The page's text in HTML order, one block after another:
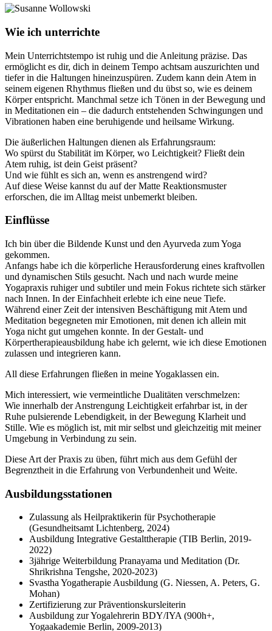
Wie ich unterrichte
Mein Unterrichtstempo ist ruhig und die Anleitung präzise. Das
ermöglicht es dir, dich in deinem Tempo achtsam auszurichten und
tiefer in die Haltungen hineinzuspüren. Zudem kann dein Atem in
seinem eigenen Rhythmus fließen und du übst so, wie es deinem
Körper entspricht. Manchmal setze ich Tönen in der Bewegung und
in Meditationen ein – die dadurch entstehenden Schwingungen und
Vibrationen haben eine beruhigende und heilsame Wirkung.
Die äußerlichen Haltungen dienen als Erfahrungsraum:
Wo spürst du Stabilität im Körper, wo Leichtigkeit? Fließt dein
Atem ruhig, ist dein Geist präsent?
Und wie fühlt es sich an, wenn es anstrengend wird?
Auf diese Weise kannst du auf der Matte Reaktionsmuster
erforschen, die im Alltag meist unbemerkt bleiben.
Einflüsse
Ich bin über die Bildende Kunst und den Ayurveda zum Yoga
gekommen.
Anfangs habe ich die körperliche Herausforderung eines kraftvollen
und dynamischen Stils gesucht. Nach und nach wurde meine
Yogapraxis ruhiger und subtiler und mein Fokus richtete sich stärker
nach Innen. In der Einfachheit erlebte ich eine neue Tiefe.
Während einer Zeit der intensiven Beschäftigung mit Atem und
Meditation begegneten mir Emotionen, mit denen ich allein mit
Yoga nicht gut umgehen konnte. In der Gestalt- und
Körpertherapieausbildung habe ich gelernt, wie ich diese Emotionen
zulassen und integrieren kann.
All diese Erfahrungen fließen in meine Yogaklassen ein.
Mich interessiert, wie vermeintliche Dualitäten verschmelzen:
Wie innerhalb der Anstrengung Leichtigkeit erfahrbar ist, in der
Ruhe pulsierende Lebendigkeit, in der Bewegung Klarheit und
Stille. Wie es möglich ist, mit mir selbst und gleichzeitig mit meiner
Umgebung in Verbindung zu sein.
Diese Art der Praxis zu üben, führt mich aus dem Gefühl der
Begrenztheit in die Erfahrung von Verbundenheit und Weite.
Ausbildungsstationen
Zulassung als Heilpraktikerin für Psychotherapie
(Gesundheitsamt Lichtenberg, 2024)
Ausbildung Integrative Gestalttherapie (TIB Berlin, 2019-
2022)
3jährige Weiterbildung Pranayama und Meditation (Dr.
Shrikrishna Tengshe, 2020-2023)
Svastha Yogatherapie Ausbildung (G. Niessen, A. Peters, G.
Mohan)
Zertifizierung zur Präventionskursleiterin
Ausbildung zur Yogalehrerin BDY/IYA (900h+,
Yogaakademie Berlin, 2009-2013)